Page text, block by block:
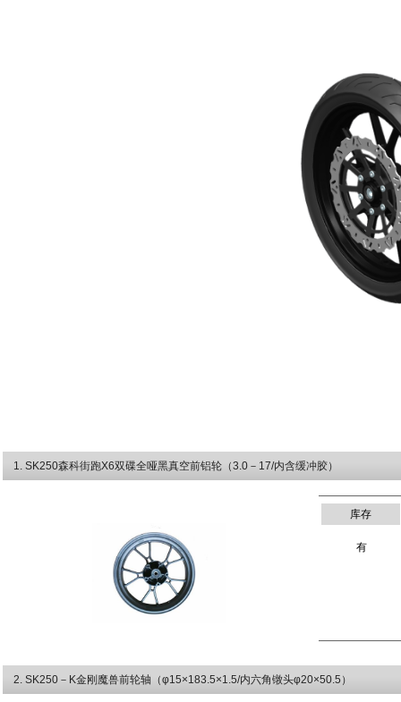
1. SK250森科街跑X6双碟全哑黑真空前铝轮（3.0－17/内含缓冲胶）
库存
有
2. SK250－K金刚魔兽前轮轴（φ15×183.5×1.5/内六角镦头φ20×50.5）